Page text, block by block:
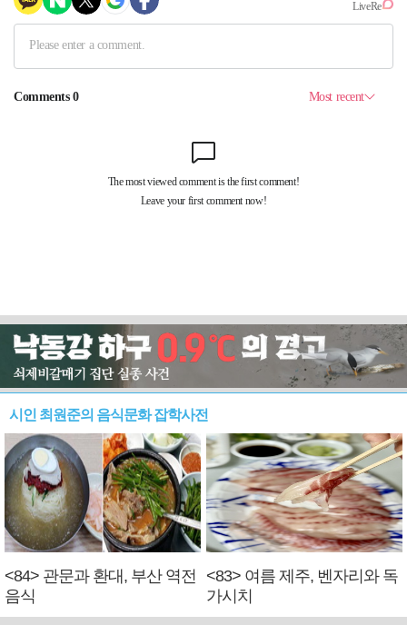
시인 최원준의 음식문화 잡학사전
<84> 관문과 환대, 부산 역전
음식
<83> 여름 제주, 벤자리와 독
가시치